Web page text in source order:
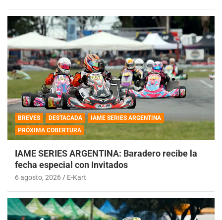
BREVES DESTACADA
IAME SERIES ARGENTINA
PRÓXIMA COBERTURA
IAME SERIES ARGENTINA: Baradero recibe la
fecha especial con Invitados
6 agosto, 2026 E-Kart